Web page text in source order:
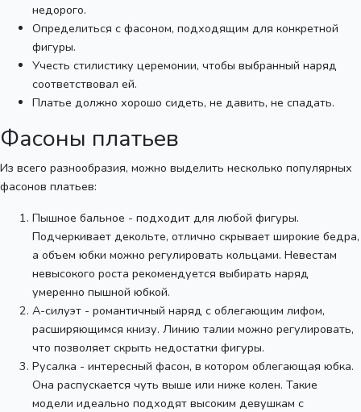
недорого.
Определиться с фасоном, подходящим для конкретной
фигуры.
Учесть стилистику церемонии, чтобы выбранный наряд
соответствовал ей.
Платье должно хорошо сидеть, не давить, не спадать.
Фасоны платьев
Из всего разнообразия, можно выделить несколько популярных
фасонов платьев:
Пышное бальное - подходит для любой фигуры.
Подчеркивает декольте, отлично скрывает широкие бедра,
а объем юбки можно регулировать кольцами. Невестам
невысокого роста рекомендуется выбирать наряд
умеренно пышной юбкой.
А-силуэт - романтичный наряд с облегающим лифом,
расширяющимся книзу. Линию талии можно регулировать,
что позволяет скрыть недостатки фигуры.
Русалка - интересный фасон, в котором облегающая юбка.
Она распускается чуть выше или ниже колен. Такие
модели идеально подходят высоким девушкам с